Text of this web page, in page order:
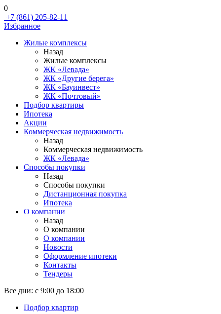
0
+7 (861) 205-82-11
Избранное
Жилые комплексы
Назад
Жилые комплексы
ЖК «Левада»
ЖК «Другие берега»
ЖК «Бауинвест»
ЖК «Почтовый»
Подбор квартиры
Ипотека
Акции
Коммерческая недвижимость
Назад
Коммерческая недвижимость
ЖК «Левада»
Способы покупки
Назад
Способы покупки
Дистанционная покупка
Ипотека
О компании
Назад
О компании
О компании
Новости
Оформление ипотеки
Контакты
Тендеры
Все дни: с 9:00 до 18:00
Подбор квартир